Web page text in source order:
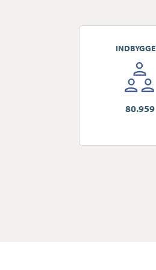
80.959